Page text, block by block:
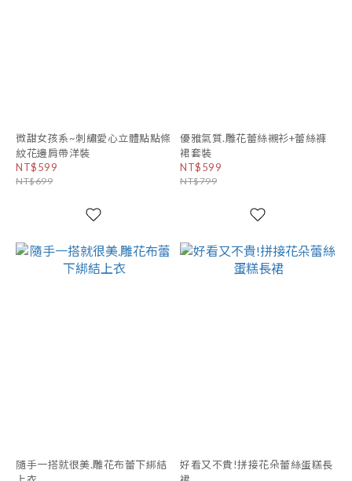
微甜女孩系~刺繡愛心立體點點條
紋花邊肩帶洋裝
NT$599
NT$699
優雅氣質.雕花蕾絲襯衫+蕾絲褲
裙套裝
NT$599
NT$799
隨手一搭就很美.雕花布蕾下綁結
好看又不貴!拼接花朵蕾絲蛋糕長